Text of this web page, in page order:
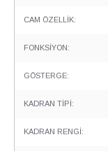
CAM ÖZELLİK:
FONKSİYON:
GÖSTERGE:
KADRAN TİPİ:
KADRAN RENGİ: